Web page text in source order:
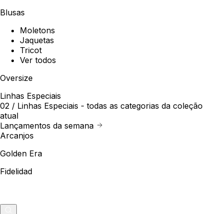
Blusas
Moletons
Jaquetas
Tricot
Ver todos
Oversize
Linhas Especiais
02 / Linhas Especiais - todas as categorias da coleção
atual
Lançamentos da semana
Arcanjos
Golden Era
Fidelidad